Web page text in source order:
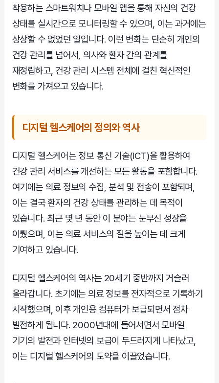
착용하는 스마트워치나 모바일 앱을 통해 자신의 건강
상태를 실시간으로 모니터링할 수 있으며, 이는 과거에는
상상할 수 없었던 일입니다. 이런 변화는 단순히 개인의
건강 관리를 넘어서, 의사와 환자 간의 관계를
재정립하고, 건강 관리 시스템 전체에 걸친 혁신적인
변화를 가져오고 있습니다.
디지털 헬스케어의 정의와 역사
디지털 헬스케어는 정보 통신 기술(ICT)을 활용하여
건강 관리 서비스를 개선하는 모든 활동을 포함합니다.
여기에는 의료 정보의 수집, 분석 및 전송이 포함되며,
이는 결국 환자의 건강 상태를 관리하는 데 목적이
있습니다. 최근 몇 년 동안 이 분야는 눈부신 성장을
이뤘으며, 이는 의료 서비스의 질을 높이는 데 크게
기여하고 있습니다.
디지털 헬스케어의 역사는 20세기 중반까지 거슬러
올라갑니다. 초기에는 의료 정보를 전자적으로 기록하기
시작했으며, 이후 개인용 컴퓨터가 보급되면서 점차
발전하게 됩니다. 2000년대에 들어서면서 모바일
기기의 발전과 인터넷의 보급이 두드러지게 나타났고,
이는 디지털 헬스케어의 도약을 이끌었습니다.